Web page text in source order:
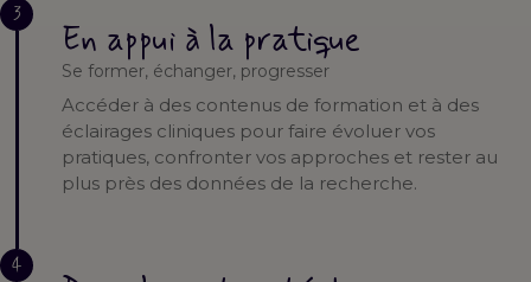
3
En appui à la pratique
Se former, échanger, progresser
Accéder à des contenus de formation et à des
éclairages cliniques pour faire évoluer vos
pratiques, confronter vos approches et rester au
plus près des données de la recherche.
4